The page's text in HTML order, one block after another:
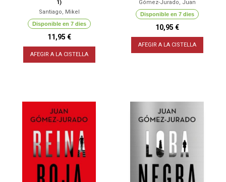
1)
Santiago, Mikel
Disponible en 7 dies
11,95 €
AFEGIR A LA CISTELLA
Gómez-Jurado, Juan
Disponible en 7 dies
10,95 €
AFEGIR A LA CISTELLA